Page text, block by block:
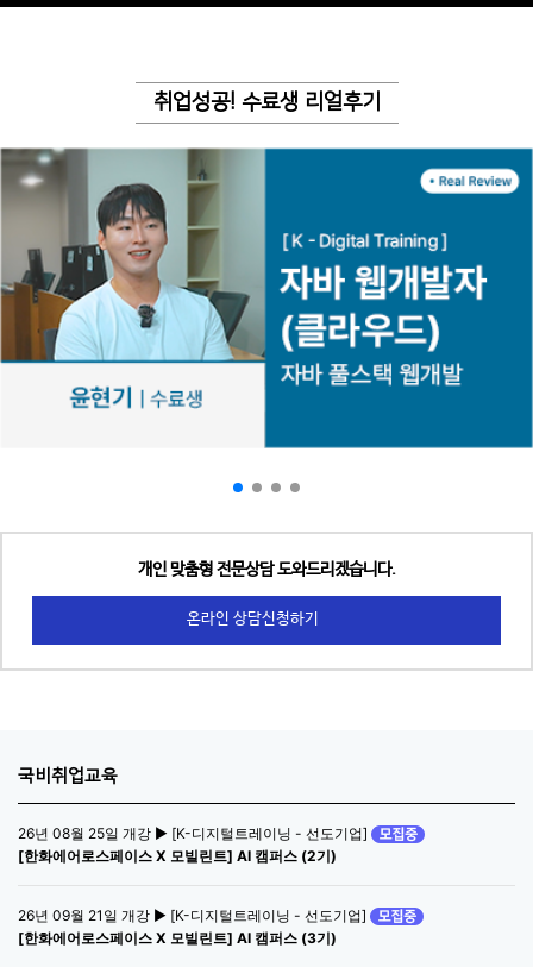
취업성공! 수료생 리얼후기
개인 맞춤형 전문상담 도와드리겠습니다.
온라인 상담신청하기
국비취업교육
26년 08월 25일 개강 ▶ [K-디지털트레이닝 - 선도기업]
[한화에어로스페이스 X 모빌린트] AI 캠퍼스 (2기)
26년 09월 21일 개강 ▶ [K-디지털트레이닝 - 선도기업]
[한화에어로스페이스 X 모빌린트] AI 캠퍼스 (3기)